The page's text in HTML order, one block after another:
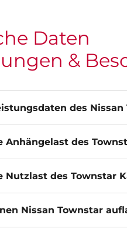
Daten
&
des Nissan
Anhängelast des
Nutzlast des Townstar
Nissan Townstar